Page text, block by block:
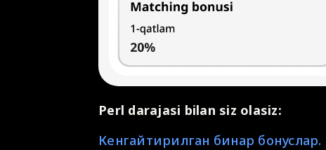
Perl darajasi bilan siz olasiz:
Кенгайтирилган бинар бонуслар.